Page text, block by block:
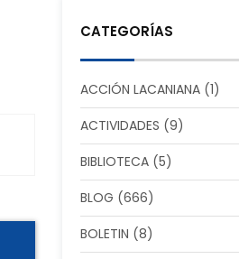
CATEGORÍAS
ACCIÓN LACANIANA (1)
ACTIVIDADES (9)
BIBLIOTECA (5)
BLOG (666)
BOLETIN (8)